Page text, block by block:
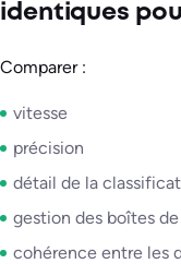
identiques
Comparer :
vitesse
précision
détail de la
gestion des boîtes
cohérence entre les